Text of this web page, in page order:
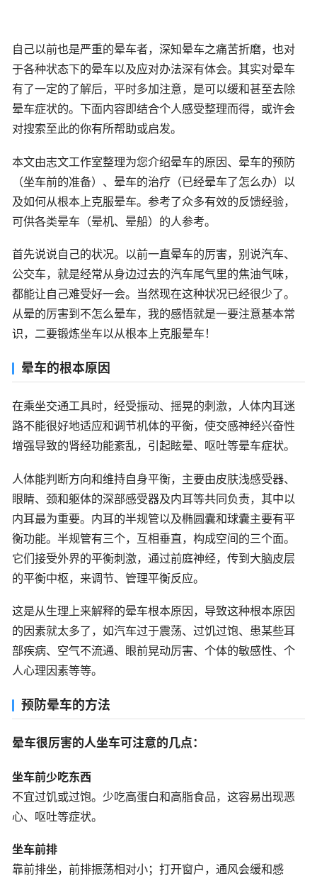
自己以前也是严重的晕车者，深知晕车之痛苦折磨，也对
于各种状态下的晕车以及应对办法深有体会。其实对晕车
有了一定的了解后，平时多加注意，是可以缓和甚至去除
晕车症状的。下面内容即结合个人感受整理而得，或许会
对搜索至此的你有所帮助或启发。
本文由志文工作室整理为您介绍晕车的原因、晕车的预防
（坐车前的准备）、晕车的治疗（已经晕车了怎么办）以
及如何从根本上克服晕车。参考了众多有效的反馈经验，
可供各类晕车（晕机、晕船）的人参考。
首先说说自己的状况。以前一直晕车的厉害，别说汽车、
公交车，就是经常从身边过去的汽车尾气里的焦油气味，
都能让自己难受好一会。当然现在这种状况已经很少了。
从晕的厉害到不怎么晕车，我的感悟就是一要注意基本常
识，二要锻炼坐车以从根本上克服晕车！
晕车的根本原因
在乘坐交通工具时，经受振动、摇晃的刺激，人体内耳迷
路不能很好地适应和调节机体的平衡，使交感神经兴奋性
增强导致的肾经功能紊乱，引起眩晕、呕吐等晕车症状。
人体能判断方向和维持自身平衡，主要由皮肤浅感受器、
眼睛、颈和躯体的深部感受器及内耳等共同负责，其中以
内耳最为重要。内耳的半规管以及椭圆囊和球囊主要有平
衡功能。半规管有三个，互相垂直，构成空间的三个面。
它们接受外界的平衡刺激，通过前庭神经，传到大脑皮层
的平衡中枢，来调节、管理平衡反应。
这是从生理上来解释的晕车根本原因，导致这种根本原因
的因素就太多了，如汽车过于震荡、过饥过饱、患某些耳
部疾病、空气不流通、眼前晃动厉害、个体的敏感性、个
人心理因素等等。
预防晕车的方法
晕车很厉害的人坐车可注意的几点：
坐车前少吃东西
不宜过饥或过饱。少吃高蛋白和高脂食品，这容易出现恶
心、呕吐等症状。
坐车前排
靠前排坐，前排振荡相对小；打开窗户，通风会缓和感